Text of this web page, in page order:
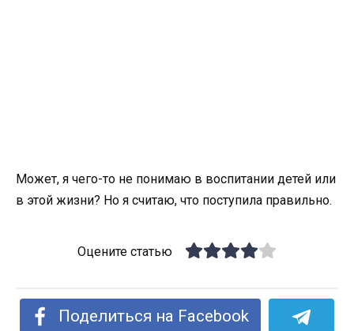
Может, я чего-то не понимаю в воспитании детей или
в этой жизни? Но я считаю, что поступила правильно.
Оцените статью
Поделиться на Facebook